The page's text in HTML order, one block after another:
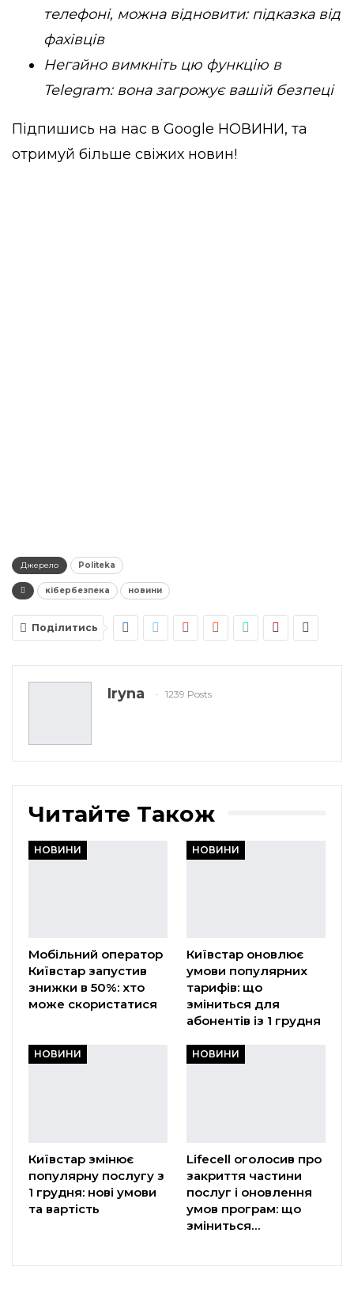
телефоні, можна відновити: підказка від
фахівців
Негайно вимкніть цю функцію в
Telegram: вона загрожує вашій безпеці
Підпишись на нас в Google НОВИНИ, та
отримуй більше свіжих новин!
Джерело Politeka
кібербезпека новини
Поділитись
Iryna 1239 Posts
Читайте Також
НОВИНИ
Мобільний оператор
Київстар запустив
знижки в 50%: хто
може скористатися
НОВИНИ
Київстар оновлює
умови популярних
тарифів: що
зміниться для
абонентів із 1 грудня
НОВИНИ
Київстар змінює
популярну послугу з
1 грудня: нові умови
та вартість
НОВИНИ
Lifecell оголосив про
закриття частини
послуг і оновлення
умов програм: що
зміниться…